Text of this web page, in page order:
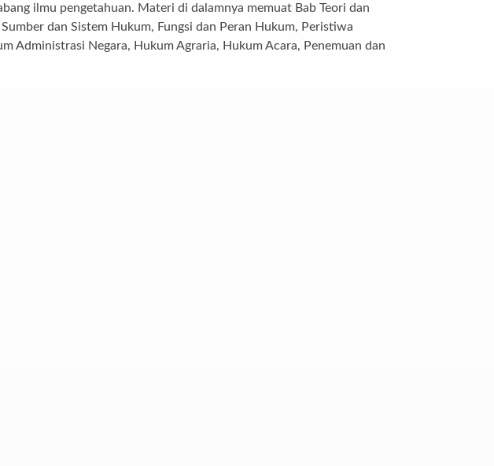
ilmu pengetahuan. Materi di dalamnya memuat Bab Teori dan
dan Sistem Hukum, Fungsi dan Peran Hukum, Peristiwa
Administrasi Negara, Hukum Agraria, Hukum Acara, Penemuan dan